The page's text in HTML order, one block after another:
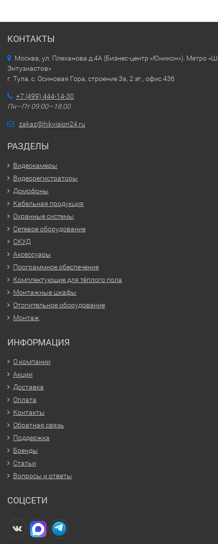
КОНТАКТЫ
Москва, ул. Плеханова д.4А (Бизнес-центр «Юникон»). Метро
Энтузиастов»
г. Тула, с. Осиновая Гора, строение 3а, 2 эт., офис 436
+7 (499) 444-14-30
Пн—Пт 09:00—18:00
zakaz@hikvision24.ru
РАЗДЕЛЫ
Видеокамеры
Видеорегистраторы
Домофоны
Кабельная продукция
Охранные системы
Сетевое оборудование
СКУД
Аксессуары
Программное обеспечение
Комплектующие для тёплого пола
Монтажные шкафы
Отопительное оборудование
Монтаж
ИНФОРМАЦИЯ
О компании
Акции
Доставка
Оплата
Контакты
Обратная связь
Поддержка
Бренды
Статьи
Вопросы и ответы
СОЦСЕТИ